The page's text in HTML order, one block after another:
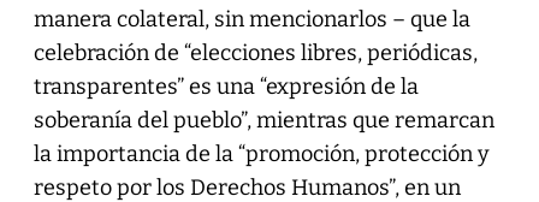
manera colateral, sin mencionarlos – que la
celebración de “elecciones libres, periódicas,
transparentes” es una “expresión de la
soberanía del pueblo”, mientras que remarcan
la importancia de la “promoción, protección y
respeto por los Derechos Humanos”, en un